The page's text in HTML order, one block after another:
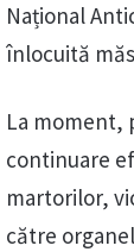
Național
înlocuită
La moment,
continuare
martorilor,
către